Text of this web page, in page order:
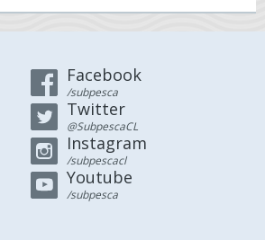
Facebook
/subpesca
Twitter
@SubpescaCL
Instagram
/subpescacl
Youtube
/subpesca